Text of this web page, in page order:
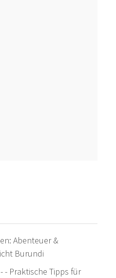
Abenteuer &
Burundi
- Praktische Tipps für